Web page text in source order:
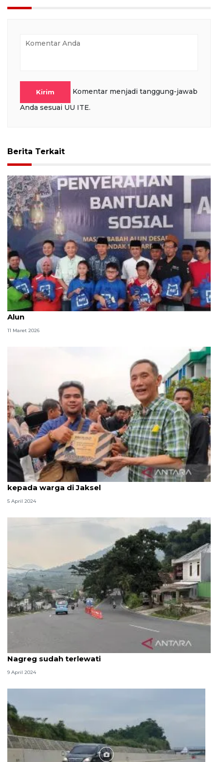
Kirim
Komentar menjadi tanggung-jawab
Anda sesuai UU ITE.
Berita Terkait
AHY bagikan 300 paket bansos di Masjid Babah
Alun
11 Maret 2026
Pengusaha jalan tol bagikan 300 sepatu gratis
kepada warga di Jaksel
5 April 2024
Dishub Bandung: Puncak arus mudik di Jalur
Nagreg sudah terlewati
9 April 2024